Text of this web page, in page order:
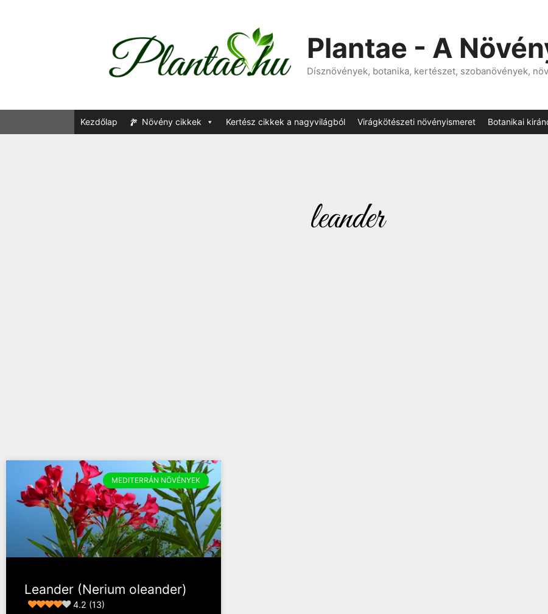
Plantae - A
Dísznövények, botanika, kertészet, szobanövények,
Kezdőlap Növény cikkek Kertész cikkek a nagyvilágból Virágkötészeti növényismeret Botanikai
leander
MEDITERRÁN NÖVÉNYEK
Leander (Nerium oleander)
4.2 (13)